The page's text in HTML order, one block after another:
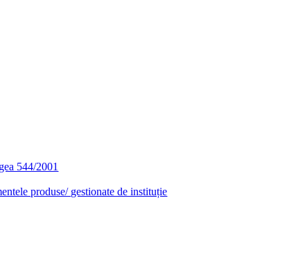
544/2001
produse/ gestionate de instituție